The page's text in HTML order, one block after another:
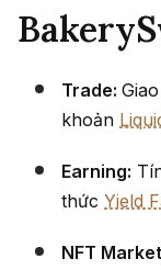
Trade:
khoản
Earning:
thức Yield
NFT